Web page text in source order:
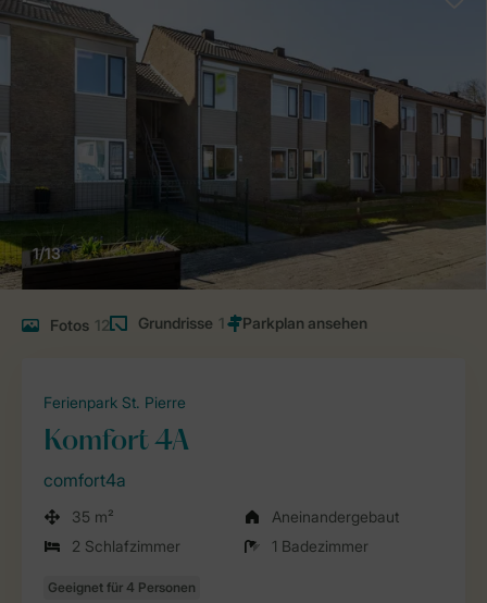
1/13
Fotos 12 Grundrisse 1
Ferienpark St. Pierre
Komfort 4A
comfort4a
35 m²
Aneinandergebaut
2 Schlafzimmer
1 Badezimmer